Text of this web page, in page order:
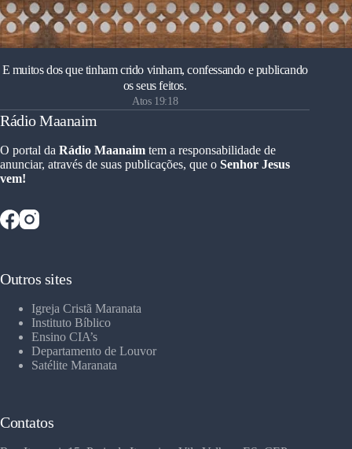
E muitos dos que tinham crido vinham, confessando e publicando
os seus feitos.
Atos 19:18
Rádio Maanaim
O portal da Rádio Maanaim tem a responsabilidade de
anunciar, através de suas publicações, que o Senhor Jesus
vem!
Outros sites
Igreja Cristã Maranata
Instituto Bíblico
Ensino CIA’s
Departamento de Louvor
Satélite Maranata
Contatos